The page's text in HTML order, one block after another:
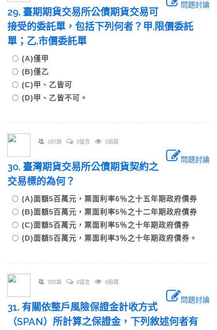
問題討論
29. 臺期期貨交易所公債期貨交易可
接受的委託單，包括下列何者？甲.限價委託
單；乙.市價委託單
(A)僅甲
(B)僅乙
(C)甲、乙皆可
(D)甲、乙皆不可。
0討論 0留言 0追蹤
問題討論
30. 臺灣期貨交易所公債期貨契約之
交易標的為何？
(A)面額5百萬元，票面利率6％之十五年期政府債券
(B)面額5百萬元，票面利率5％之十二年期政府債券
(C)面額5百萬元，票面利率5％之十年期政府債券
(D)面額5百萬元，票面利率3％之十年期政府債券。
0討論 0留言 0追蹤
問題討論
31. 有關依整戶風險保證金計收方式
（SPAN）所計算之保證金，下列敘述何者有